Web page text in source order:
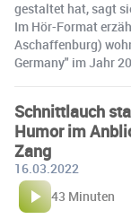
gestaltet hat, sagt
Im Hör-Format
Aschaffenburg)
Germany" im Jahr
Schnittlauch
Humor im
Zang
16.03.2022
43 Minuten